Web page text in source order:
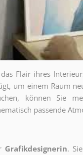
Flair ihres
um einem Raum
können Sie
passende
Grafikdesignerin.